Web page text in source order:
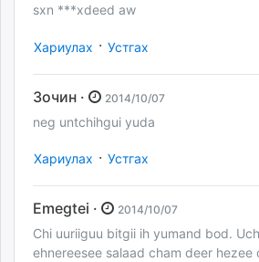
sxn ***xdeed aw
Хариулах · Устгах
Зочин · 2014/10/07
neg untchihgui yuda
Хариулах · Устгах
Emegtei · 2014/10/07
Chi uuriiguu bitgii ih yumand bod.
ehnereesee salaad cham deer hezee